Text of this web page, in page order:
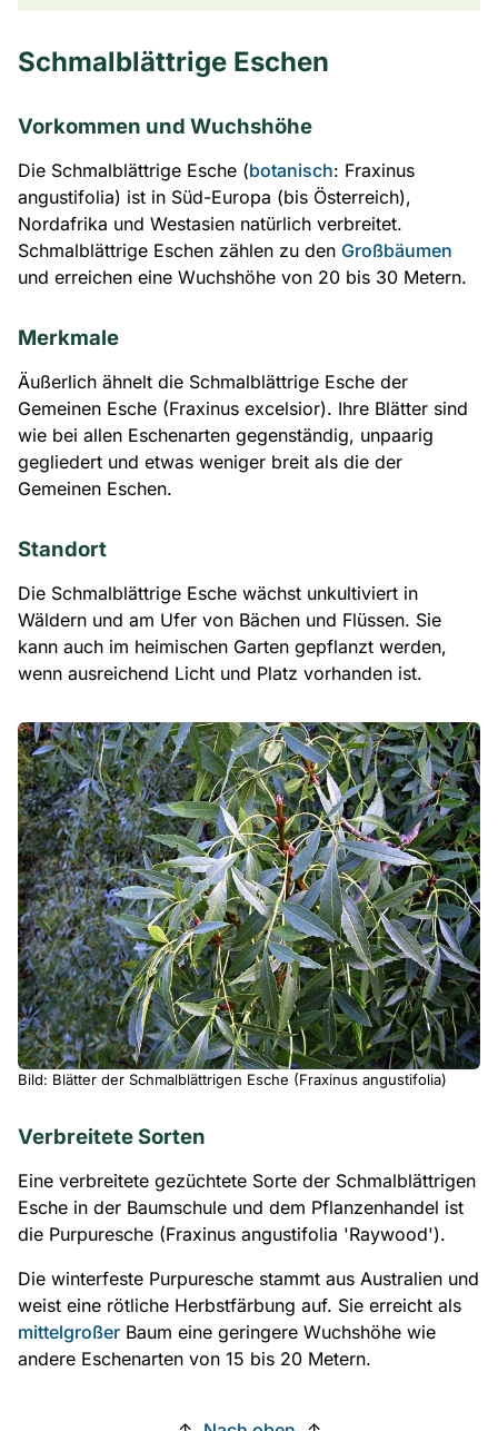
Schmalblättrige Eschen
Vorkommen und Wuchshöhe
Die Schmalblättrige Esche (botanisch: Fraxinus
angustifolia) ist in Süd-Europa (bis Österreich),
Nordafrika und Westasien natürlich verbreitet.
Schmalblättrige Eschen zählen zu den Großbäumen
und erreichen eine Wuchshöhe von 20 bis 30 Metern.
Merkmale
Äußerlich ähnelt die Schmalblättrige Esche der
Gemeinen Esche (Fraxinus excelsior). Ihre Blätter sind
wie bei allen Eschenarten gegenständig, unpaarig
gegliedert und etwas weniger breit als die der
Gemeinen Eschen.
Standort
Die Schmalblättrige Esche wächst unkultiviert in
Wäldern und am Ufer von Bächen und Flüssen. Sie
kann auch im heimischen Garten gepflanzt werden,
wenn ausreichend Licht und Platz vorhanden ist.
Bild: Blätter der Schmalblättrigen Esche (Fraxinus angustifolia)
Verbreitete Sorten
Eine verbreitete gezüchtete Sorte der Schmalblättrigen
Esche in der Baumschule und dem Pflanzenhandel ist
die Purpuresche (Fraxinus angustifolia 'Raywood').
Die winterfeste Purpuresche stammt aus Australien und
weist eine rötliche Herbstfärbung auf. Sie erreicht als
mittelgroßer Baum eine geringere Wuchshöhe wie
andere Eschenarten von 15 bis 20 Metern.